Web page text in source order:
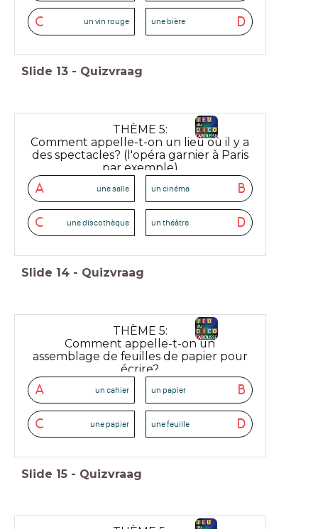
C un vin rouge D
une bière
Slide 13 - Quizvraag
THÈME 5:
Comment appelle-t-on un lieu où il y a
des spectacles? (l'opéra garnier à Paris
par exemple)
A une salle B
un cinéma
C une discothèque D
un théâtre
Slide 14 - Quizvraag
THÈME 5:
Comment appelle-t-on un
assemblage de feuilles de papier pour
écrire?
A un cahier B
un papier
C une papier D
une feuille
Slide 15 - Quizvraag